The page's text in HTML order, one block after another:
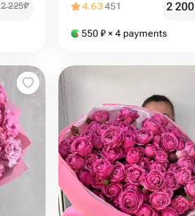
2 225₽ 4.63451 2 200
550 ₽ × 4 payments